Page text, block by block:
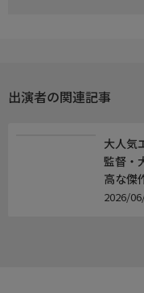
＊この番組はＨＤ放送
出演者の関連記事
大人気
監督・
高な傑
家族だ
2026/